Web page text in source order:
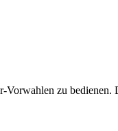
zu